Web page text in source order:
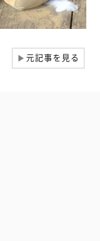
▶元記事を見る